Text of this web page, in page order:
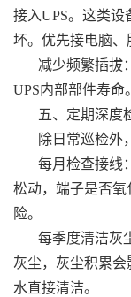
接入UPS。这类设
坏。优先接电脑、
减少频繁插拔
UPS内部部件寿命
五、定期深度
除日常巡检外
每月检查接线
松动，端子是否
险。
每季度清洁灰
灰尘，灰尘积累
水直接清洁。